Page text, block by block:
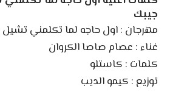
جيبك
مهرجان : اول حاجه لما تكلمني
غناء : عصام صاصا الكروان
كلمات : كاستلو
توزيع : كيمو الديب